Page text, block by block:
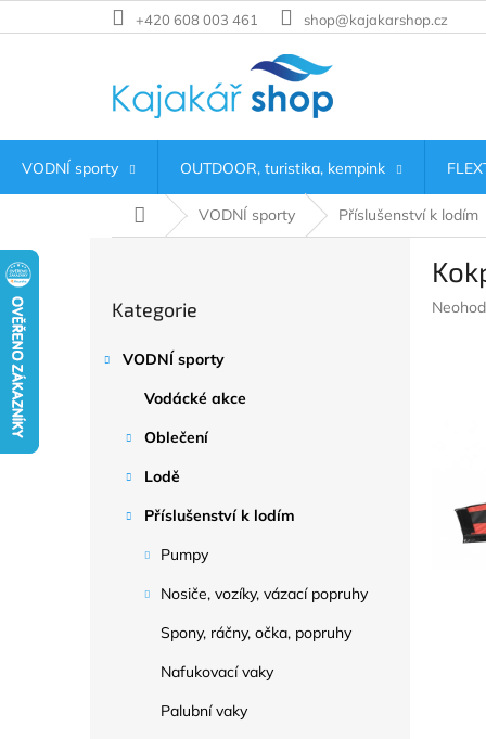
na
+420 608 003 461 shop@kajakarshop.cz
VODNÍ sporty OUTDOOR, turistika, kempink
Domů VODNÍ sporty Příslušenství k lodím
kategorie
Kategorie
VODNÍ sporty
Vodácké akce
Oblečení
Lodě
Příslušenství k lodím
Pumpy
Nosiče, vozíky, vázací popruhy
Spony, ráčny, očka, popruhy
Nafukovací vaky
Palubní vaky